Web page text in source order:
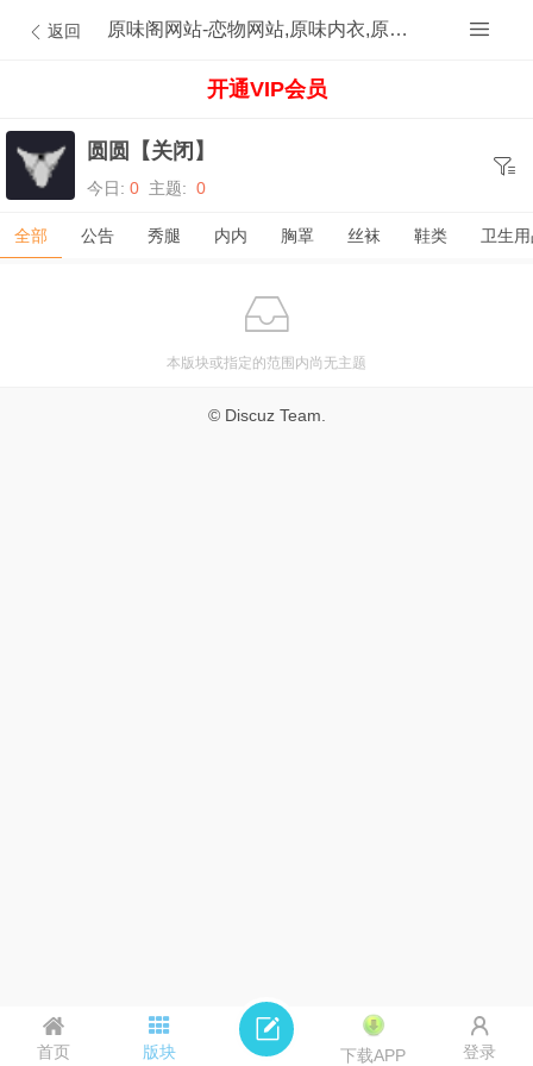
返回 原味阁网站-恋物网站,原味内衣,原味内裤,原味丝袜,原味内内,原味MM,原味原创的原味论坛
开通VIP会员
圆圆【关闭】
今日: 0 主题: 0
全部 公告 秀腿 内内 胸罩 丝袜 鞋类 卫生
本版块或指定的范围内尚无主题
© Discuz Team.
首页 版块 下载APP 登录